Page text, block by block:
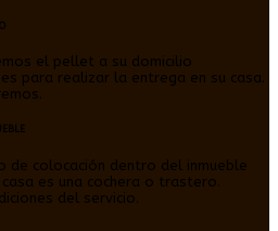
el pellet a su domicilio
para realizar la entrega en su casa.
de colocación dentro del inmueble
es una cochera o trastero.
del servicio.